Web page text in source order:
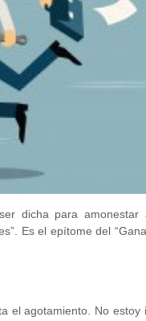
dicha para amonestar
Es el epítome del
el agotamiento. No estoy